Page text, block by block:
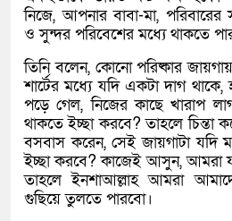
নিজে, আপনার বাবা-মা,
ও সুন্দর পরিবেশের মধ্যে থাকতে
তিনি বলেন, কোনো পরিষ্কার
শার্টের মধ্যে যদি একটা দাগ
পড়ে গেল, নিজের কাছে খারাপ
থাকতে ইচ্ছা করবে? তাহলে চিন্তা
বসবাস করেন, সেই জায়গাটা যদি
ইচ্ছা করবে? কাজেই আসুন, আমরা
তাহলে ইনশাআল্লাহ আমরা
গুছিয়ে তুলতে পারবো।